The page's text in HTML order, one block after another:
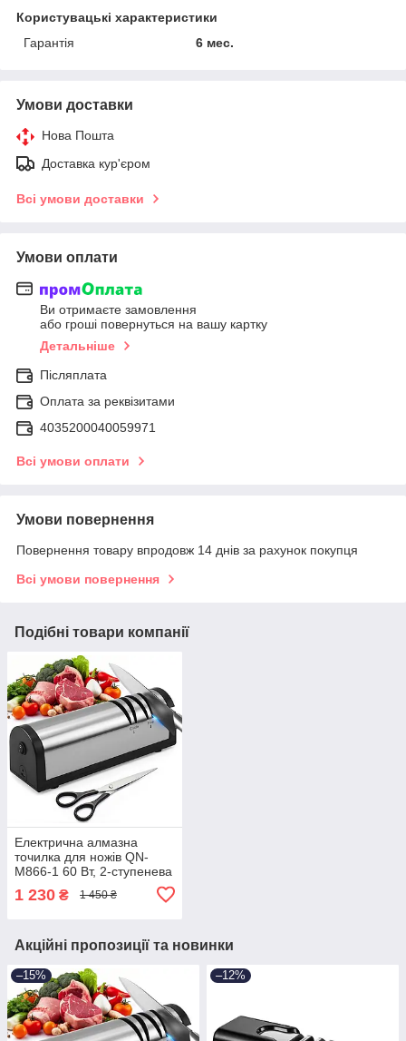
Користувацькі характеристики
Гарантія
6 мес.
Умови доставки
Нова Пошта
Доставка кур'єром
Всі умови доставки
Умови оплати
Ви отримаєте замовлення
або гроші повернуться на вашу картку
Детальніше
Післяплата
Оплата за реквізитами
4035200040059971
Всі умови оплати
Умови повернення
Повернення товару впродовж 14 днів за рахунок покупця
Всі умови повернення
Подібні товари компанії
Електрична алмазна
точилка для ножів QN-
M866-1 60 Вт, 2-ступенева
ножиць, нержавіюча сталь
1 230 ₴ 1 450 ₴
Акційні пропозиції та новинки
–15% –12%